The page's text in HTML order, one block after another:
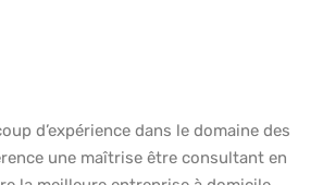
d’expérience dans le domaine des
une maîtrise être consultant en